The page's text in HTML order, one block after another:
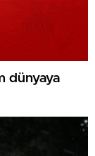
dünyaya